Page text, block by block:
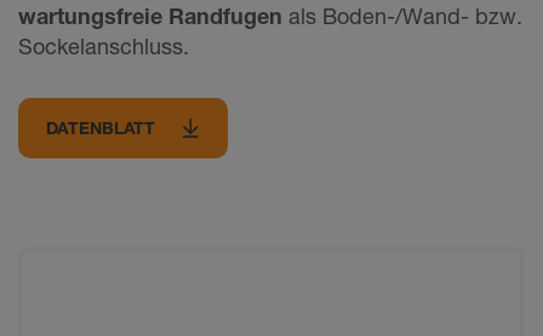
wartungsfreie Randfugen als Boden-/Wand- bzw.
Sockelanschluss.
DATENBLATT